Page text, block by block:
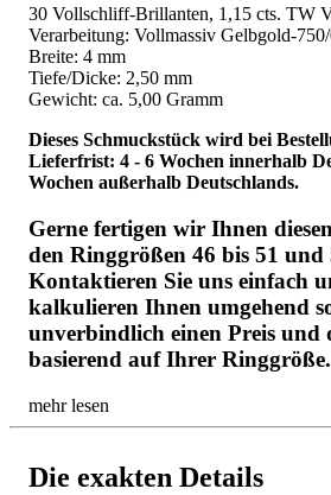
30 Vollschliff-Brillanten, 1,15 cts. TW
Verarbeitung: Vollmassiv Gelbgold-
Breite: 4 mm
Tiefe/Dicke: 2,50 mm
Gewicht: ca. 5,00 Gramm
Dieses Schmuckstück wird bei
Lieferfrist: 4 - 6 Wochen innerhalb
Wochen außerhalb Deutschlands.
Gerne fertigen wir Ihnen
den Ringgrößen 46 bis 51 und
Kontaktieren Sie uns einfach
kalkulieren Ihnen umgehend
unverbindlich einen Preis und
basierend auf Ihrer Ringgröße.
mehr lesen
Die exakten Details